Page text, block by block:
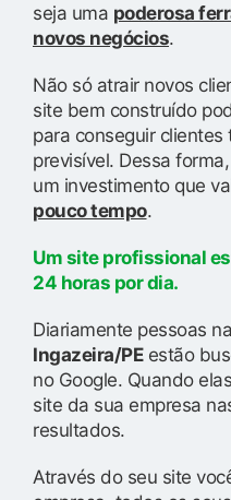
seja uma poderosa
novos negócios.
Não só atrair novos
site bem construído
para conseguir
previsível. Dessa
um investimento que
pouco tempo.
Um site profissional
24 horas por dia.
Diariamente pessoas na
Ingazeira/PEestão
no Google. Quando
site da sua empresa
resultados.
Através do seu site